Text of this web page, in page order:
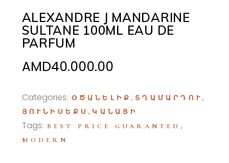
ALEXANDRE J MANDARINE
SULTANE 100ML EAU DE
PARFUM
AMD40.000.00
Categories: ՕԾԱՆԵԼԻՔ, ՏՂԱՄԱՐԴՈՒ ,
ՅՈՒՆԻՍԵՔՍ, ԿԱՆԱՑԻ
Tags: BEST PRICE GUARANTED ,
MODERN